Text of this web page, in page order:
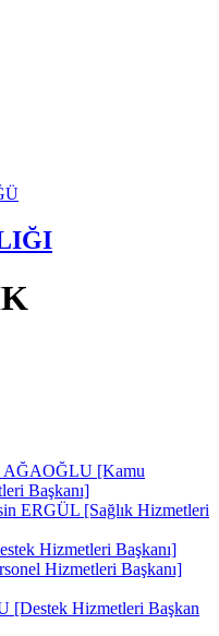
AĞAOĞLU [Kamu
Başkanı]
ERGÜL [Sağlık Hizmetleri
Hizmetleri Başkanı]
Hizmetleri Başkanı]
[Destek Hizmetleri Başkan